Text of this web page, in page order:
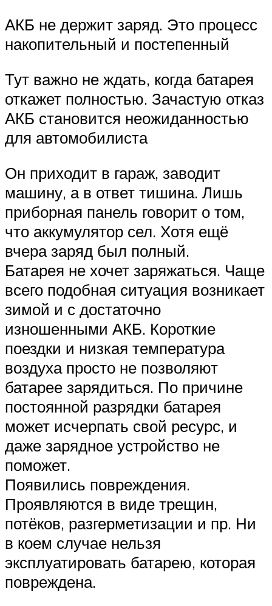
АКБ не держит заряд. Это процесс
накопительный и постепенный
Тут важно не ждать, когда батарея
откажет полностью. Зачастую отказ
АКБ становится неожиданностью
для автомобилиста
Он приходит в гараж, заводит
машину, а в ответ тишина. Лишь
приборная панель говорит о том,
что аккумулятор сел. Хотя ещё
вчера заряд был полный.
Батарея не хочет заряжаться. Чаще
всего подобная ситуация возникает
зимой и с достаточно
изношенными АКБ. Короткие
поездки и низкая температура
воздуха просто не позволяют
батарее зарядиться. По причине
постоянной разрядки батарея
может исчерпать свой ресурс, и
даже зарядное устройство не
поможет.
Появились повреждения.
Проявляются в виде трещин,
потёков, разгерметизации и пр. Ни
в коем случае нельзя
эксплуатировать батарею, которая
повреждена.